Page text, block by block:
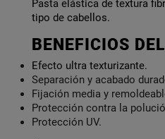
Pasta elástica de textura
tipo de cabellos.
BENEFICIOS
Efecto ultra texturizante.
Separación y acabado
Fijación media y
Protección contra la
Protección UV.